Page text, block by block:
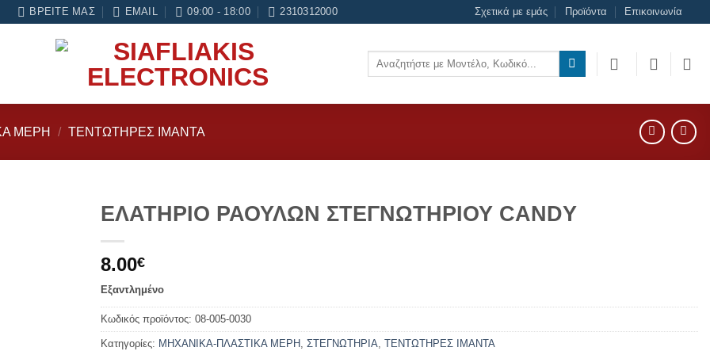
εγγύηση σε κάθε εργασία Service
ΒΡΕΊΤΕ ΜΑΣ EMAIL 09:00 - 18:00 2310312000 Σχετικά με εμάς Προϊόντα Επικοινωνία
Αναζήτηση
ΜΕΡΗ / ΤΕΝΤΩΤΗΡΕΣ ΙΜΑΝΤΑ
ΕΛΑΤΗΡΙΟ ΡΑΟΥΛΩΝ ΣΤΕΓΝΩΤΗΡΙΟΥ CANDY
8.00€
Εξαντλημένο
Κωδικός προϊόντος: 08-005-0030
Κατηγορίες: ΜΗΧΑΝΙΚΑ-ΠΛΑΣΤΙΚΑ ΜΕΡΗ ΣΤΕΓΝΩΤΗΡΙΑ ΤΕΝΤΩΤΗΡΕΣ ΙΜΑΝΤΑ